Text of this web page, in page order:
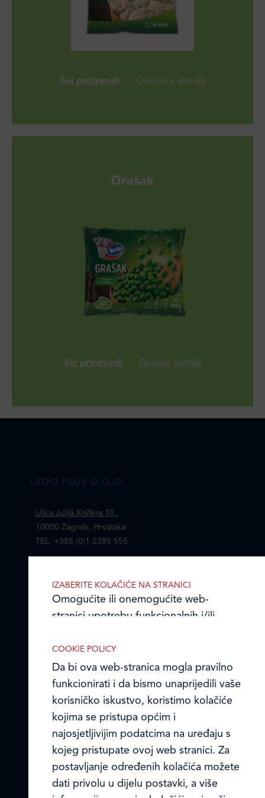
Svi proizvodi Cvjetača detalji
Grašak
Svi proizvodi Grašak detalji
LEDO PLUS D.O.O.
Ulica Julija Knifera 10 ,
10000 Zagreb, Hrvatska
TEL: +385 (0)1 2385 555
OIB 07179054100
Matični broj (MB): 4938763
Ledo u inozemstvu
Online formular
Obavijest o Privatnosti i Kolačići
Privacy notice and Cookies
COOKIE POLICY
Da bi ova web-stranica mogla pravilno
funkcionirati i da bismo unaprijedili vaše
korisničko iskustvo, koristimo kolačiće
kojima se pristupa općim i
najosjetljivijim podatcima na uređaju s
kojeg pristupate ovoj web stranici. Za
postavljanje određenih kolačića možete
dati privolu u dijelu postavki, a više
IZABERITE KOLAČIĆE NA STRANICI
Omogućite ili onemogućite web-
stranici upotrebu funkcionalnih i/ili
Nužni (tehnički) kolačići
Nužni kolačići omogućuju osnovne
funkcionalnosti. Bez ovih kolačića, web-
stranica ne može pravilno funkcionirati,
a isključiti ih možete mijenjanjem